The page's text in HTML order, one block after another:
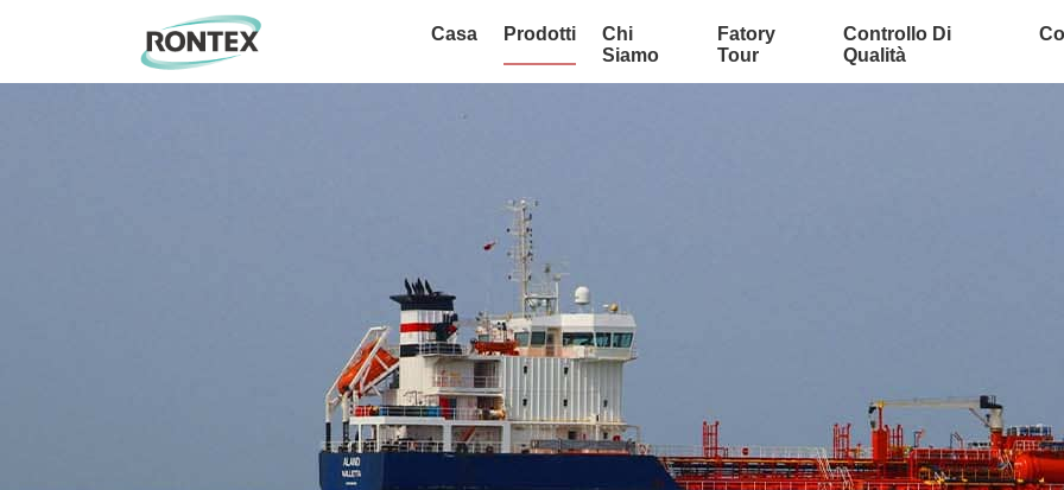
Casa Prodotti
Chi
Siamo
Fatory
Tour
Controllo Di
Qualità